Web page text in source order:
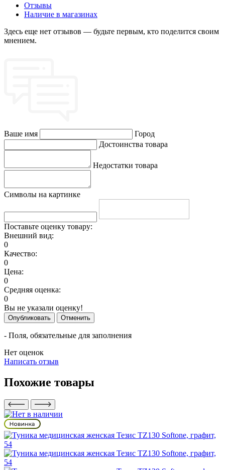
Отзывы
Наличие в магазинах
Здесь еще нет отзывов — будьте первым, кто поделится своим
мнением.
Ваше имя
Город
Достоинства товара
Недостатки товара
Символы на картинке
Поставьте оценку товару:
Внешний вид:
0
Качество:
0
Цена:
0
Средняя оценка:
0
Вы не указали оценку!
Опубликовать Отменить
- Поля, обязательные для заполнения
Нет оценок
Написать отзыв
Похожие товары